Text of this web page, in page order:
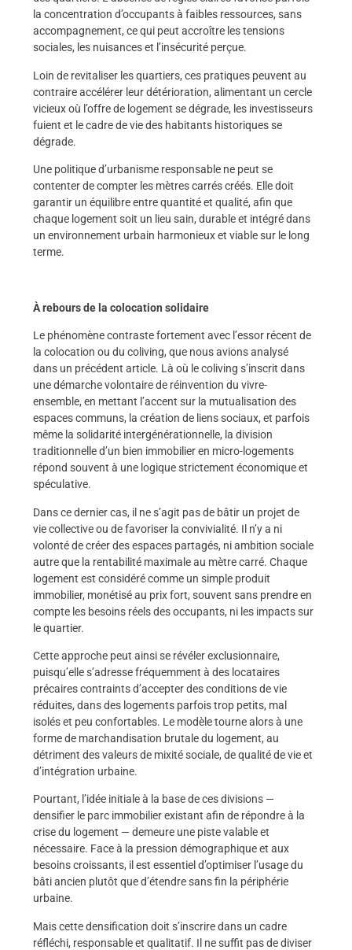
la concentration d’occupants à faibles ressources, sans
accompagnement, ce qui peut accroître les tensions
sociales, les nuisances et l’insécurité perçue.
Loin de revitaliser les quartiers, ces pratiques peuvent au
contraire accélérer leur détérioration, alimentant un cercle
vicieux où l’offre de logement se dégrade, les investisseurs
fuient et le cadre de vie des habitants historiques se
dégrade.
Une politique d’urbanisme responsable ne peut se
contenter de compter les mètres carrés créés. Elle doit
garantir un équilibre entre quantité et qualité, afin que
chaque logement soit un lieu sain, durable et intégré dans
un environnement urbain harmonieux et viable sur le long
terme.
À rebours de la colocation solidaire
Le phénomène contraste fortement avec l’essor récent de
la colocation ou du coliving, que nous avions analysé
dans un précédent article. Là où le coliving s’inscrit dans
une démarche volontaire de réinvention du vivre-
ensemble, en mettant l’accent sur la mutualisation des
espaces communs, la création de liens sociaux, et parfois
même la solidarité intergénérationnelle, la division
traditionnelle d’un bien immobilier en micro-logements
répond souvent à une logique strictement économique et
spéculative.
Dans ce dernier cas, il ne s’agit pas de bâtir un projet de
vie collective ou de favoriser la convivialité. Il n’y a ni
volonté de créer des espaces partagés, ni ambition sociale
autre que la rentabilité maximale au mètre carré. Chaque
logement est considéré comme un simple produit
immobilier, monétisé au prix fort, souvent sans prendre en
compte les besoins réels des occupants, ni les impacts sur
le quartier.
Cette approche peut ainsi se révéler exclusionnaire,
puisqu’elle s’adresse fréquemment à des locataires
précaires contraints d’accepter des conditions de vie
réduites, dans des logements parfois trop petits, mal
isolés et peu confortables. Le modèle tourne alors à une
forme de marchandisation brutale du logement, au
détriment des valeurs de mixité sociale, de qualité de vie et
d’intégration urbaine.
Pourtant, l’idée initiale à la base de ces divisions —
densifier le parc immobilier existant afin de répondre à la
crise du logement — demeure une piste valable et
nécessaire. Face à la pression démographique et aux
besoins croissants, il est essentiel d’optimiser l’usage du
bâti ancien plutôt que d’étendre sans fin la périphérie
urbaine.
Mais cette densification doit s’inscrire dans un cadre
réfléchi, responsable et qualitatif. Il ne suffit pas de diviser